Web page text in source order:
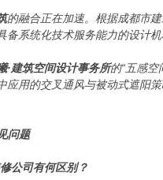
的融合正在加速。根据成都市
系统化技术服务能力的设计机
·建筑空间设计事务所的“五感空
应用的交叉通风与被动式遮阳
问题
公司有何区别？